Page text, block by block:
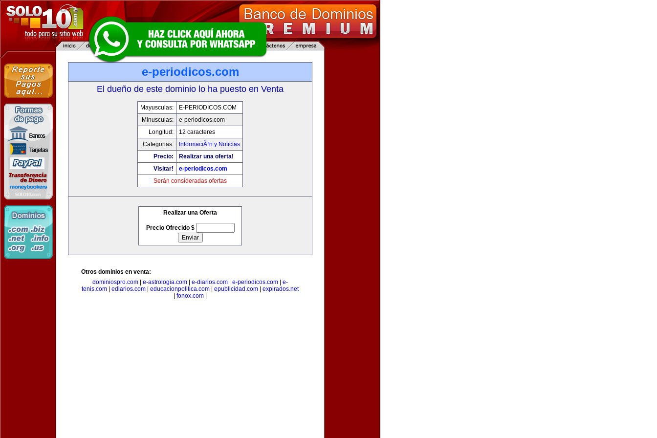
e-periodicos.com
El dueño de este dominio lo ha puesto en Venta
Mayusculas:
E-PERIODICOS.COM
Minusculas:
e-periodicos.com
Longitud:
12 caracteres
Categorias:
InformaciÃ³n y Noticias
Precio:
Realizar una oferta!
Visitar!
e-periodicos.com
Serán consideradas ofertas
Realizar una Oferta
Precio Ofrecido $
Otros dominios en venta:
dominiospro.com
e-astrologia.com e-diarios.com e-periodicos.com
e-
tenis.com
ediarios.com educacionpolitica.com epublicidad.com
expirados.net
fonox.com